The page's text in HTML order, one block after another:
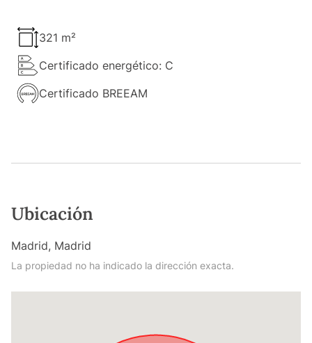
321 m²
Certificado energético: C
Certificado BREEAM
Ubicación
Madrid, Madrid
La propiedad no ha indicado la dirección exacta.